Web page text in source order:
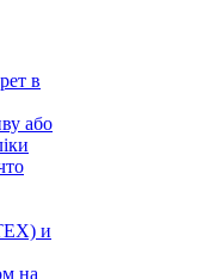
в
або
и
на